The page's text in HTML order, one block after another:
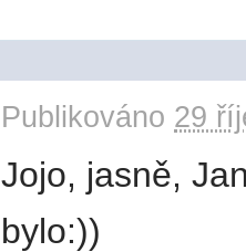
Publikováno 29
Jojo, jasně,
bylo:))